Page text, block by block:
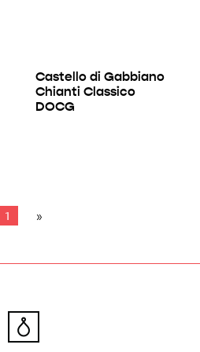
Castello di Gabbiano
Chianti Classico
DOCG
1